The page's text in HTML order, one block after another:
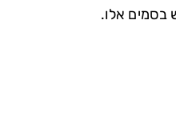
בסמים אלו.